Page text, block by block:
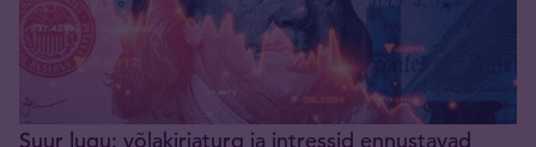
Suur lugu: võlakirjaturg ja intressid ennustavad